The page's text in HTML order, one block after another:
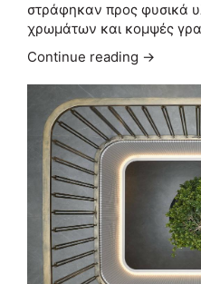
στράφηκαν προς φυσικά
χρωμάτων και κομψές
Continue reading →